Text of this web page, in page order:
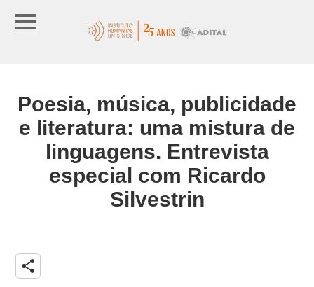
Poesia, música, publicidade
e literatura: uma mistura de
linguagens. Entrevista
especial com Ricardo
Silvestrin
share